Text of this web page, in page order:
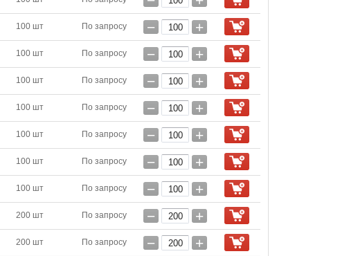
100 шт По запросу − +
100 шт По запросу − +
100 шт По запросу − +
100 шт По запросу − +
100 шт По запросу − +
100 шт По запросу − +
100 шт По запросу − +
200 шт По запросу − +
200 шт По запросу − +